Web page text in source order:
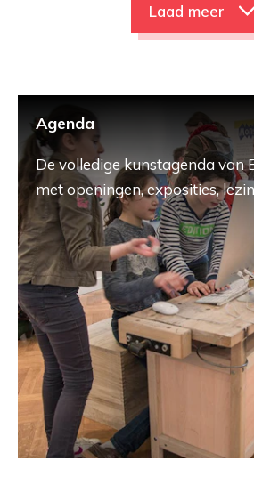
Laad meer
Agenda
De volledige kunstagenda van
met openingen, exposities,